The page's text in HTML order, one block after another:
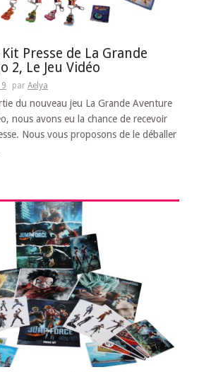
Presse de La Grande
2, Le Jeu Vidéo
par Aelya
du nouveau jeu La Grande Aventure
nous avons eu la chance de recevoir
Nous vous proposons de le déballer